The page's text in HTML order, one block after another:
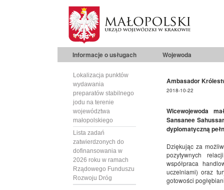
Informacje o usługach Wojewoda
Lokalizacja punktów
wydawania
preparatów stabilnego
jodu na terenie
województwa
małopolskiego
Lista zadań
zatwierdzonych do
dofinansowania w
2026 roku w ramach
Rządowego Funduszu
Rozwoju Dróg
Ambasador
2018-10-22
Wicewojewoda
Sansanee
dyplomatyczną
Dziękując za
pozytywnych
współpraca
uczelniami) oraz
gotowości